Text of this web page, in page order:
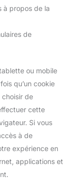
à propos de la
de
ou mobile
qu’un cookie
choisir de
cette
Si vous
à de
expérience en
applications et